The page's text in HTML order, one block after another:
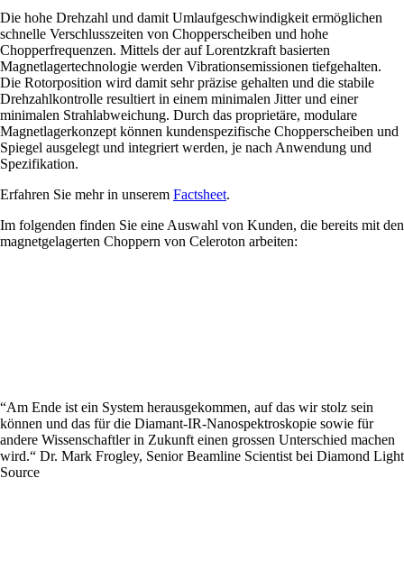
Die hohe Drehzahl und damit Umlaufgeschwindigkeit ermöglichen
schnelle Verschlusszeiten von Chopperscheiben und hohe
Chopperfrequenzen. Mittels der auf Lorentzkraft basierten
Magnetlagertechnologie werden Vibrationsemissionen tiefgehalten.
Die Rotorposition wird damit sehr präzise gehalten und die stabile
Drehzahlkontrolle resultiert in einem minimalen Jitter und einer
minimalen Strahlabweichung. Durch das proprietäre, modulare
Magnetlagerkonzept können kundenspezifische Chopperscheiben und
Spiegel ausgelegt und integriert werden, je nach Anwendung und
Spezifikation.
Erfahren Sie mehr in unserem Factsheet.
Im folgenden finden Sie eine Auswahl von Kunden, die bereits mit den
magnetgelagerten Choppern von Celeroton arbeiten:
“Am Ende ist ein System herausgekommen, auf das wir stolz sein
können und das für die Diamant-IR-Nanospektroskopie sowie für
andere Wissenschaftler in Zukunft einen grossen Unterschied machen
wird.“ Dr. Mark Frogley, Senior Beamline Scientist bei Diamond Light
Source